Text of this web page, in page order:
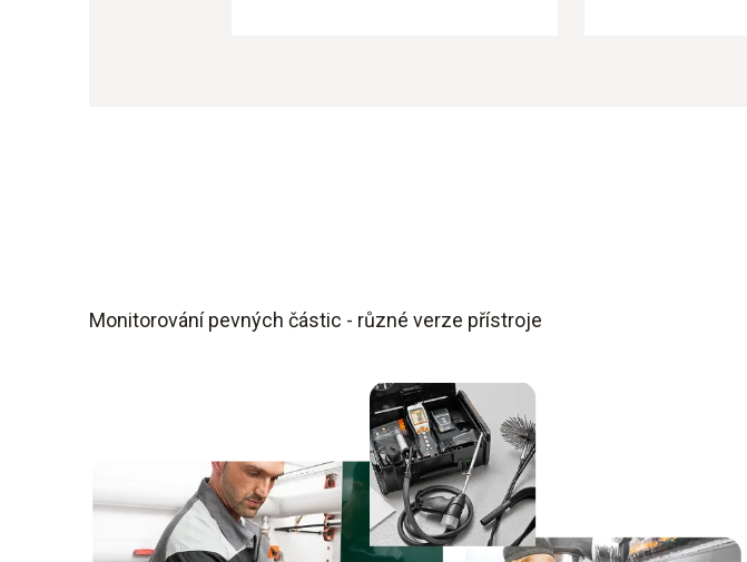
Monitorování pevných částic - různé verze přístroje